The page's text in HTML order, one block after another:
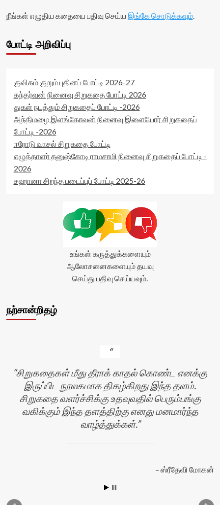
நீங்கள் எழுதிய கதையை பதிவு செய்ய இங்கே சொடுக்கவும்.
போட்டி அறிவிப்பு
குவிகம் குறும் புதினப் போட்டி 2026-27
கந்தர்வன் நினைவு சிறுகதை போட்டி 2026
துகள் நடத்தும் சிறுகதைப் போட்டி -2026
அந்திமழை இளங்கோவன் நினைவு இளையோர் சிறுகதைப்
போட்டி -2026
ஈரோடு வாசல் சிறுகதை போட்டி
எழுத்தாளர் தனுஷ்கோடி ராமசாமி நினைவு சிறுகதைப் போட்டி -
2026
சஹானா சிறந்த படைப்புப் போட்டி 2025-26
உங்கள் கருத்துக்களையும்
ஆலோசனைகளையும் தயவு
செய்து பதிவு செய்யவும்.
நற்சான்றிதழ்
சிறுகதைகள் மீது தீராக் காதல் கொண்ட எனக்கு
இருப்பிட நூலகமாக திகழ்கிறது இந்த தளம்.
சிறுகதை வளர்ச்சிக்கு உதவுவதில் பெரும்பங்கு
வகிக்கும் இந்த தளத்திற்கு எனது மனமார்ந்த
வாழ்த்துக்கள்.
ஸ்ரீதேவி மோகன்